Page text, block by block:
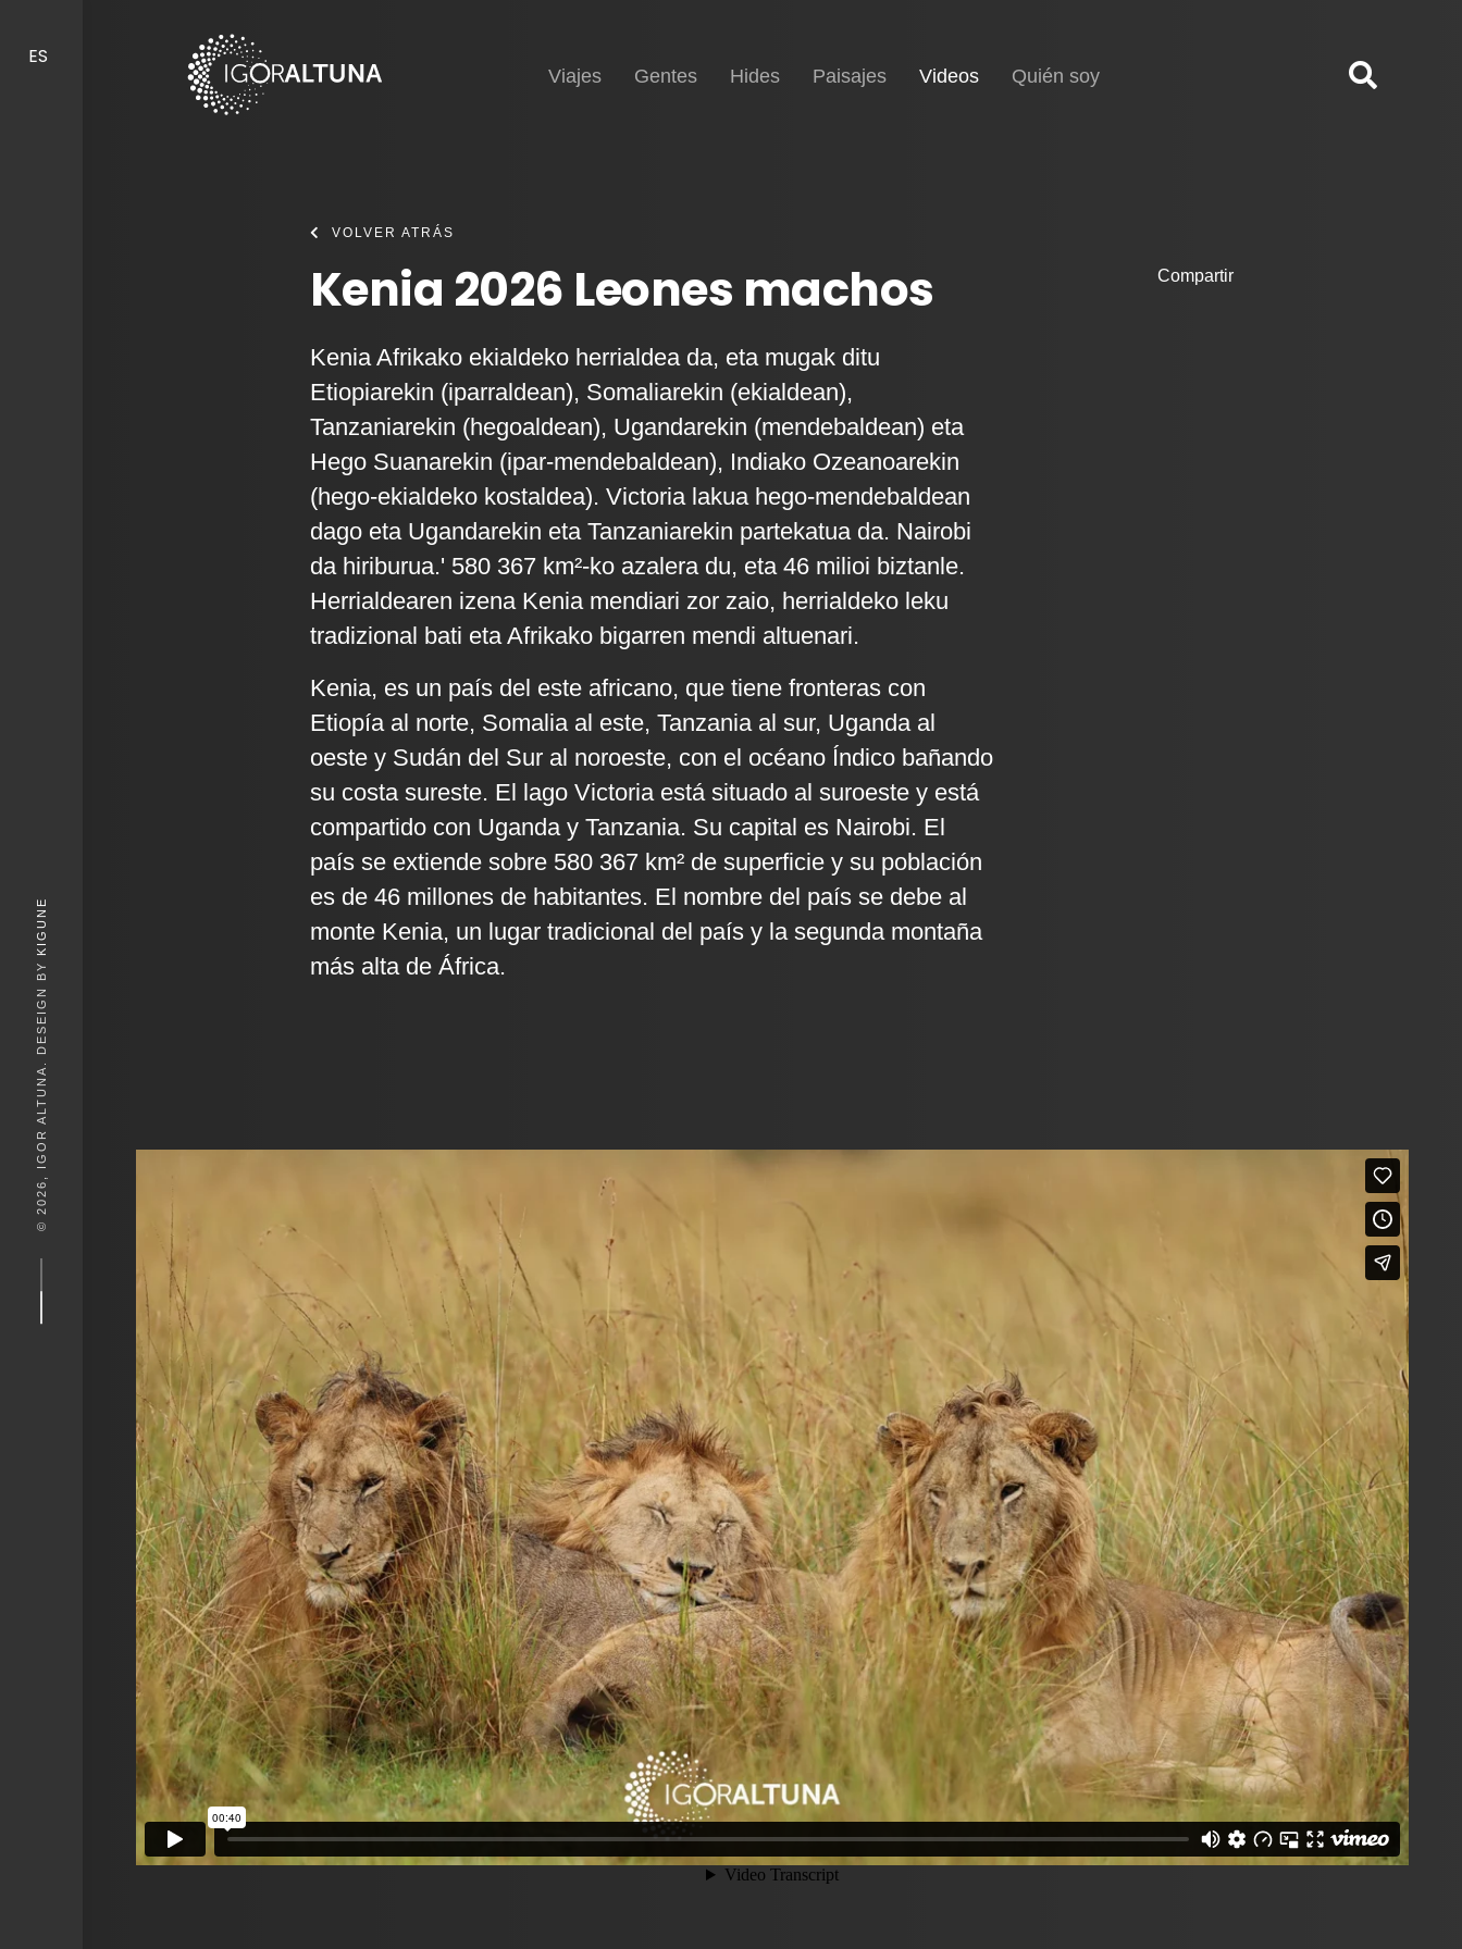
ES
© 2026, IGOR ALTUNA. DESEIGN BY
KIGUNE
Inicio
Viajes Gentes Hides Paisajes Videos(current)Quién soy
VOLVER ATRÁS
Kenia 2026 Leones machos
Kenia Afrikako ekialdeko herrialdea da, eta mugak ditu
Etiopiarekin (iparraldean), Somaliarekin (ekialdean),
Tanzaniarekin (hegoaldean), Ugandarekin (mendebaldean) eta
Hego Suanarekin (ipar-mendebaldean), Indiako Ozeanoarekin
(hego-ekialdeko kostaldea). Victoria lakua hego-mendebaldean
dago eta Ugandarekin eta Tanzaniarekin partekatua da. Nairobi
da hiriburua.' 580 367 km²-ko azalera du, eta 46 milioi biztanle.
Herrialdearen izena Kenia mendiari zor zaio, herrialdeko leku
tradizional bati eta Afrikako bigarren mendi altuenari.
Kenia, es un país del este africano, que tiene fronteras con
Etiopía al norte, Somalia al este, Tanzania al sur, Uganda al
oeste y Sudán del Sur al noroeste, con el océano Índico bañando
su costa sureste. El lago Victoria está situado al suroeste y está
compartido con Uganda y Tanzania. Su capital es Nairobi. El
país se extiende sobre 580 367 km² de superficie y su población
es de 46 millones de habitantes. El nombre del país se debe al
monte Kenia, un lugar tradicional del país y la segunda montaña
más alta de África.
Compartir